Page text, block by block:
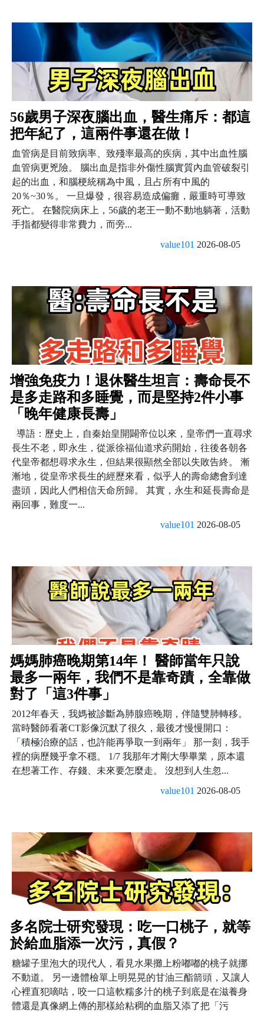
56歲男子深夜腦出血，醫生痛斥：都這
把年紀了，這兩件事還在做！
血管病是目前致病率、致殘率最高的疾病，其中出血性腦
血管病更兇險。 腦出血是指非外傷性腦實質內血管破裂引
起的出血，和腦梗統稱為中風，且占所有中風的
20％~30％。 一旦爆發，很容易造成偏癱，嚴重時可導致
死亡。 在醫院病床上，56歲的老王一動不動地躺著，活動
手指都變得非常費力，而旁...
value101 2026-08-05
增強免疫力！退休醫生坦言：壽命長不
是多走路和多睡覺，而是堅持2件小事
「晚年健康長壽」
導語：歷史上，自秦始皇開闢帝位以來，皇帝們一直尋求
長生不老，即永生，從派徐福仙道求葯開始，往後各朝各
代皇帝都想尋求永生，但結果很顯然全部以失敗告終。 漸
漸地，從皇帝求長生的經歷來看，似乎人的壽命總會到達
盡頭，因此人們相信天命所歸。 其實，永生和延長壽命是
兩回事，難度一...
value101 2026-08-05
媽媽肺癌晚期第14年！ 醫師當年只說
最多一兩年，我們不是靠奇蹟，全靠做
對了「這3件事」
2012年春天，我媽被診斷為肺腺癌晚期，伴隨雙肺轉移。
當時醫師看著CT影像沉默了很久，最後才慢慢開口：
「積極治療的話，也許能再爭取一到兩年」 那一刻，我手
裡的病歷幾乎拿不穩。 1/7 我那年才剛大學畢業，原本還
在想著工作、存錢、未來要怎麼走。 沒想到人生忽...
value101 2026-08-05
多名院士研究發現：吃一口桃子，就等
於給血脂添一次污，真假？
糖罐子里泡大的現代人，看見水果攤上粉嘟嘟的桃子就挪
不動道。 另一邊體檢單上明晃晃的甘油三酯箭頭，又讓人
心裡直犯嘀咕，咬一口這軟糯多汁的桃子到底是在滋養身
體還是真像網上傳的那樣給粘稠的血脂又添了把「污